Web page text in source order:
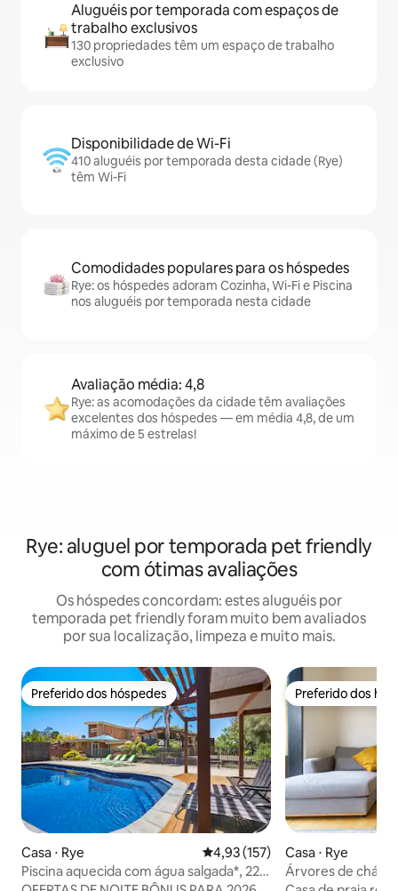
Aluguéis por temporada com espaços de
trabalho exclusivos
130 propriedades têm um espaço de trabalho
exclusivo
Disponibilidade de Wi-Fi
410 aluguéis por temporada desta cidade (Rye)
têm Wi-Fi
Comodidades populares para os hóspedes
Rye: os hóspedes adoram Cozinha, Wi-Fi e Piscina
nos aluguéis por temporada nesta cidade
Avaliação média: 4,8
Rye: as acomodações da cidade têm avaliações
excelentes dos hóspedes — em média 4,8, de um
máximo de 5 estrelas!
Rye: aluguel por temporada pet friendly
com ótimas avaliações
Os hóspedes concordam: estes aluguéis por
temporada pet friendly foram muito bem avaliados
por sua localização, limpeza e muito mais.
Preferido dos hóspedes
Preferido dos hóspedes
Casa ⋅ Rye 4,93 de uma avaliação média de
4,93 (157)
Piscina aquecida com água salgada*, 22
Preferido dos
Preferido dos
Casa ⋅ Rye
Árvores de chá...